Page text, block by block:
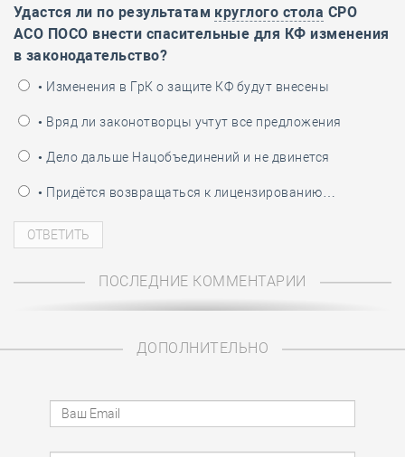
Удастся ли по результатам круглого стола СРО
АСО ПОСО внести спасительные для КФ изменения
в законодательство?
• Изменения в ГрК о защите КФ будут внесены
• Вряд ли законотворцы учтут все предложения
• Дело дальше Нацобъединений и не двинется
• Придётся возвращаться к лицензированию…
ПОСЛЕДНИЕ КОММЕНТАРИИ
ДОПОЛНИТЕЛЬНО